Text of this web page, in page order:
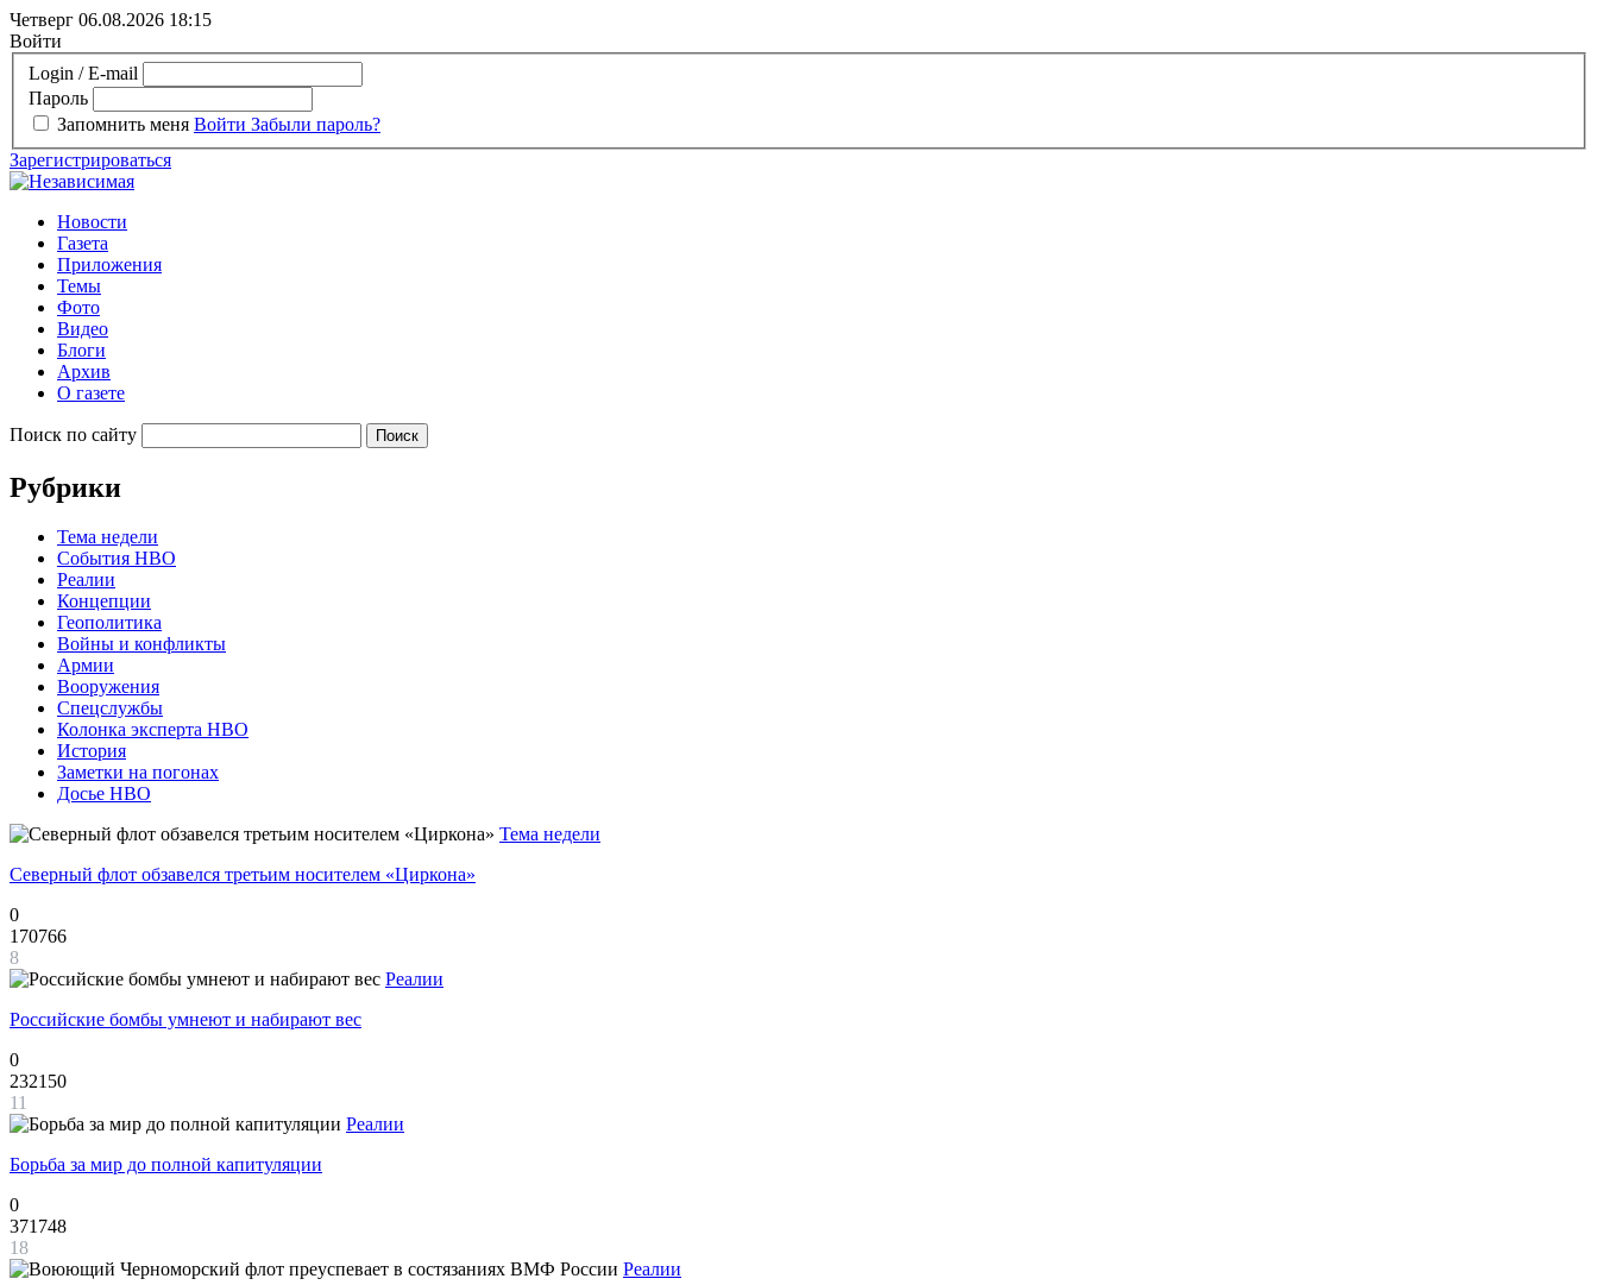
Четверг 06.08.2026 18:15
Войти
Login / E-mail
Пароль
Запомнить меня Войти Забыли пароль?
Зарегистрироваться
Новости
Газета
Приложения
Темы
Фото
Видео
Блоги
Архив
О газете
Поиск по сайту
Рубрики
Тема недели
События НВО
Реалии
Концепции
Геополитика
Войны и конфликты
Армии
Вооружения
Спецслужбы
Колонка эксперта НВО
История
Заметки на погонах
Досье НВО
Тема недели
Северный флот обзавелся третьим носителем «Циркона»
0
170766
8
Реалии
Российские бомбы умнеют и набирают вес
0
232150
11
Реалии
Борьба за мир до полной капитуляции
0
371748
18
Реалии